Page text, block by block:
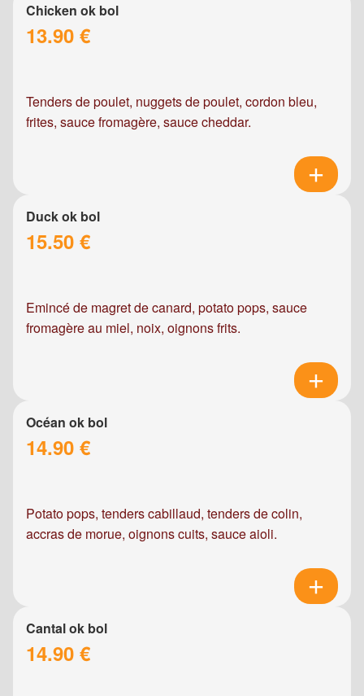
Chicken ok bol
13.90 €
Tenders de poulet, nuggets de poulet, cordon bleu,
frites, sauce fromagère, sauce cheddar.
Duck ok bol
15.50 €
Emincé de magret de canard, potato pops, sauce
fromagère au miel, noix, oignons frits.
Océan ok bol
14.90 €
Potato pops, tenders cabillaud, tenders de colin,
accras de morue, oignons cuits, sauce aioli.
Cantal ok bol
14.90 €